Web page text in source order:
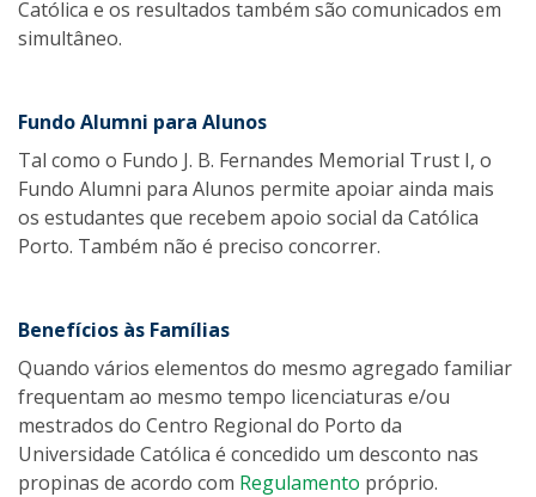
Católica e os resultados também são comunicados em
simultâneo.
Fundo Alumni para Alunos
Tal como o Fundo J. B. Fernandes Memorial Trust I, o
Fundo Alumni para Alunos permite apoiar ainda mais
os estudantes que recebem apoio social da Católica
Porto. Também não é preciso concorrer.
Benefícios às Famílias
Quando vários elementos do mesmo agregado familiar
frequentam ao mesmo tempo licenciaturas e/ou
mestrados do Centro Regional do Porto da
Universidade Católica é concedido um desconto nas
propinas de acordo com Regulamento próprio.